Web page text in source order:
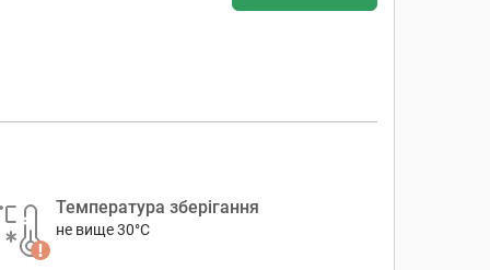
Температура зберігання
не вище 30°C